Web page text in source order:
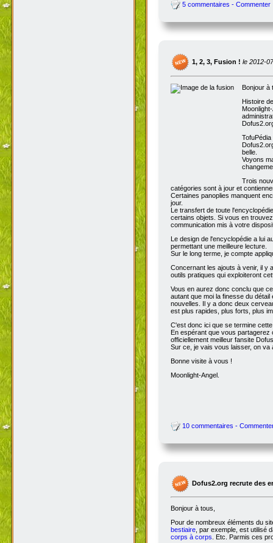
5 commentaires - Commenter
1, 2, 3, Fusion ! le 2012-
Bonjour à
Histoire
belle.
Voyons
Trois
catégories sont à jour et
Certaines panoplies manquent
jour.
Le transfert de toute
certains objets. Si vous en
communication mis à votre
Le design de l'encyclopédie a lui
permettant une meilleure lecture.
Sur le long terme, je compte
Concernant les ajouts à venir, il y
outils pratiques qui exploiteront
Vous en aurez donc conclu que
autant que moi la finesse du
nouvelles. Il y a donc deux
est plus rapides, plus forts, plus
C'est donc ici que se termine
En espérant que vous
officiellement meilleur fansite
Sur ce, je vais vous laisser, on va
Bonne visite à vous !
Moonlight-Angel.
10 commentaires -
Dofus2.org recrute des
Bonjour à tous,
Pour de nombreux éléments du
bestiaire, par exemple, est utilisé
corps à corps. Etc. Parmis ces